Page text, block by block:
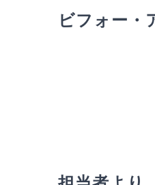
ビフォー・